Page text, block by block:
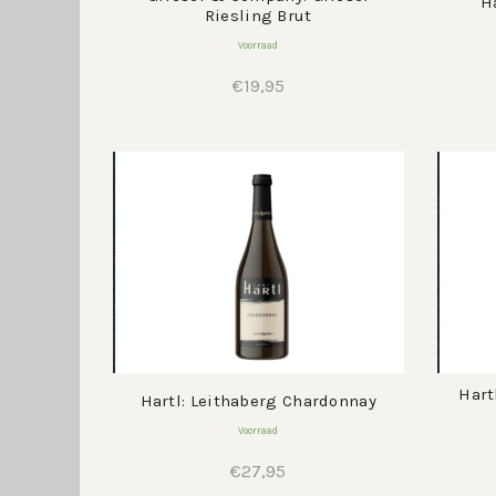
Riesling Brut
Voorraad
€19,95
Hartl: Leithaberg Chardonnay
Voorraad
€27,95